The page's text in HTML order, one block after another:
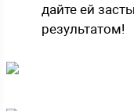
дайте ей
результатом!